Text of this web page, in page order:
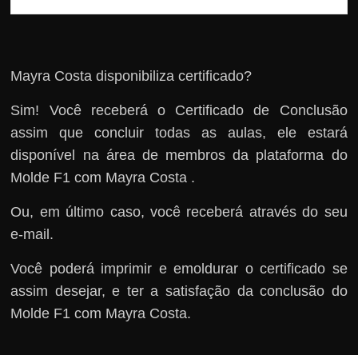
Mayra Costa disponibiliza certificado?
Sim! Você receberá o Certificado de Conclusão
assim que concluir todas as aulas, ele estará
disponível na área de membros da plataforma do
Molde F1 com Mayra Costa .
Ou, em último caso, você receberá através do seu
e-mail.
Você poderá imprimir e emoldurar o certificado se
assim desejar, e ter a satisfação da conclusão do
Molde F1 com Mayra Costa.